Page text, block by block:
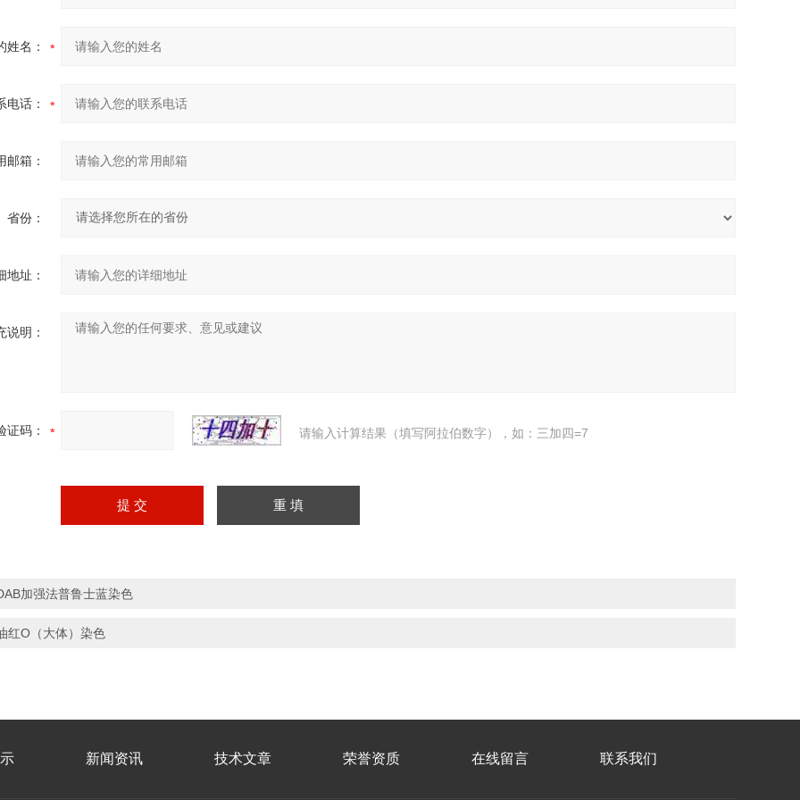
姓名：
电话：
邮箱：
省份：
地址：
说明：
证码： 请输入计算结果（填写阿拉伯数字），如：三加四=7
加强法普鲁士蓝染色
红O（大体）染色
新闻资讯 技术文章 荣誉资质 在线留言 联系我们